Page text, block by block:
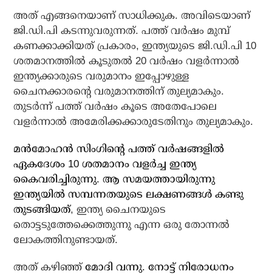
അത് എങ്ങനെയാണ് സാധിക്കുക. അവിടെയാണ്
ജി.ഡി.പി കടന്നുവരുന്നത്. പത്ത് വര്‍ഷം മുമ്പ്
കണക്കാക്കിയത് പ്രകാരം, ഇന്ത്യയുടെ ജി.ഡി.പി 10
ശതമാനത്തില്‍ കൂടുതല്‍ 20 വര്‍ഷം വളര്‍ന്നാല്‍
ഇന്ത്യക്കാരുടെ വരുമാനം ഇപ്പോഴുള്ള
ചൈനക്കാരന്റെ വരുമാനത്തിന് തുല്യമാകും.
തുടര്‍ന്ന് പത്ത് വര്‍ഷം കൂടെ അതേപോലെ
വളര്‍ന്നാല്‍ അമേരിക്കക്കാരുടേതിനും തുല്യമാകും.
മന്‍മോഹന്‍ സിംഗിന്റെ പത്ത് വര്‍ഷങ്ങളില്‍
ഏകദേശം 10 ശതമാനം വളര്‍ച്ച ഇന്ത്യ
കൈവരിച്ചിരുന്നു. ആ സമയത്തായിരുന്നു
ഇന്ത്യയില്‍ സമ്പന്നതയുടെ ലക്ഷണങ്ങള്‍ കണ്ടു
തുടങ്ങിയത്, ഇന്ത്യ ചൈനയുടെ
തൊട്ടടുത്തേക്കെത്തുന്നു എന്ന ഒരു തോന്നല്‍
ലോകത്തിനുണ്ടായത്.
അത് കഴിഞ്ഞ്മോദി വന്നു. നോട്ട് നിരോധനം